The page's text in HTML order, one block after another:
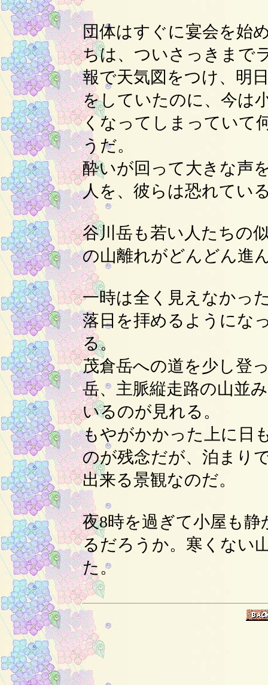
団体はすぐに宴会を始
ちは、ついさっきまで
報で天気図をつけ、明
をしていたのに、今は
くなってしまっていて
うだ。
酔いが回って大きな声
人を、彼らは恐れてい
谷川岳も若い人たちの
の山離れがどんどん進
一時は全く見えなかっ
落日を拝めるようにな
る。
茂倉岳への道を少し登
岳、主脈縦走路の山並
いるのが見れる。
もやがかかった上に日
のが残念だが、泊まり
出来る景観なのだ。
夜8時を過ぎて小屋も
るだろうか。寒くない
た。